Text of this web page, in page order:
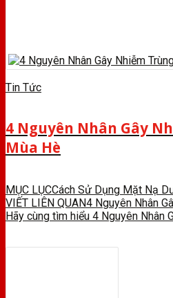
Tin Tức
4 Nguyên Nhân Gây
Mùa Hè
MỤC LỤCCách Sử Dụng Mặt Nạ
VIẾT LIÊN QUAN4 Nguyên Nhân
Hãy cùng tìm hiểu 4 Nguyên Nhân